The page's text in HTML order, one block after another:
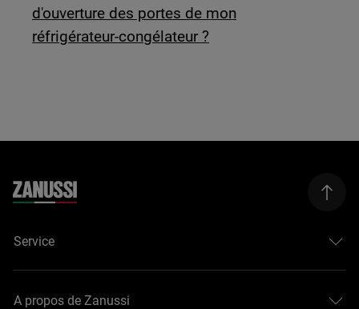
d'ouverture des portes de mon
réfrigérateur-congélateur ?
Service
A propos de Zanussi